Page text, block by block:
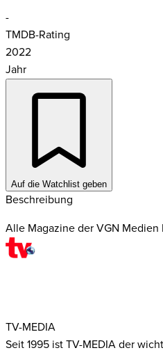
-
TMDB-Rating
2022
Jahr
Auf die Watchlist geben
Beschreibung
Alle Magazine der VGN Medien
TV-MEDIA
Seit 1995 ist TV-MEDIA der